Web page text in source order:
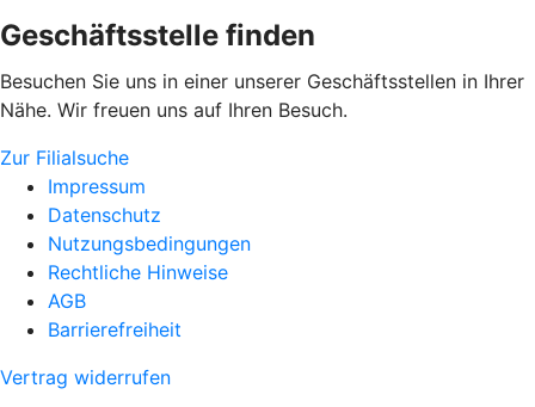
Geschäftsstelle finden
Besuchen Sie uns in einer unserer Geschäftsstellen in Ihrer
Nähe. Wir freuen uns auf Ihren Besuch.
Zur Filialsuche
Impressum
Datenschutz
Nutzungsbedingungen
Rechtliche Hinweise
AGB
Barrierefreiheit
Vertrag widerrufen